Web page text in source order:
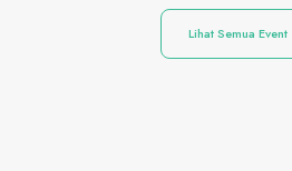
Lihat Semua Event